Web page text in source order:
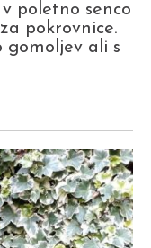
poletno senco
pokrovnice.
gomoljev ali s